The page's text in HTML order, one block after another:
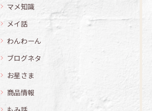
マメ知識
メイ話
わんわーん
ブログネタ
お星さま
商品情報